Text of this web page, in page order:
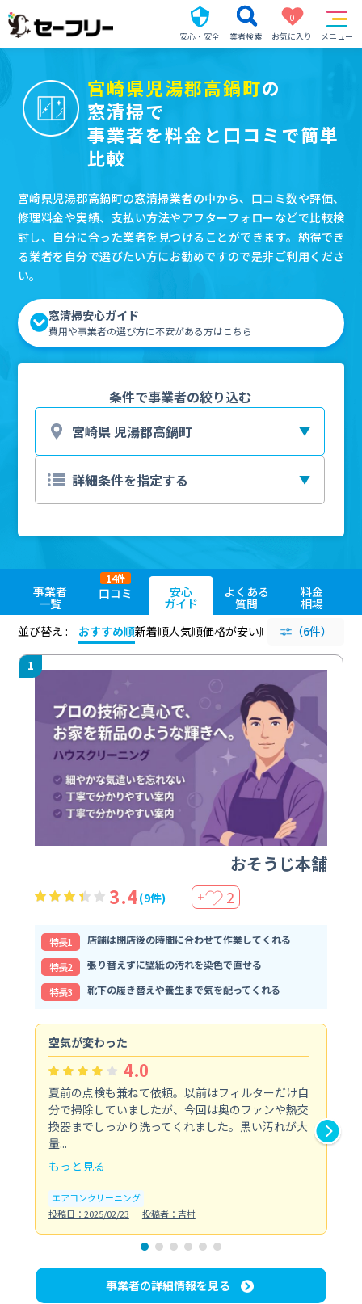
安心・安全 業者検索
0
お気に入り
メニュー
宮崎県児湯郡高鍋町の
窓清掃で
事業者を料金と口コミで簡単
比較
宮崎県児湯郡高鍋町の窓清掃業者の中から、口コミ数や評価、
修理料金や実績、支払い方法やアフターフォローなどで比較検
討し、自分に合った業者を見つけることができます。納得でき
る業者を自分で選びたい方にお勧めですので是非ご利用くださ
い。
窓清掃安心ガイド
費用や事業者の選び方に不安がある方はこちら
条件で事業者の絞り込む
事業者
一覧
口コミ
14件
安心
ガイド
よくある
質問
料金
相場
並び替え :
おすすめ順新着順人気順価格が安い順 評価が高い順
（6件）
1
おそうじ本舗
3.4(9件) ＋ 2
特⻑1
店舗は閉店後の時間に合わせて作業してくれる
特⻑2
張り替えずに壁紙の汚れを染色で直せる
特⻑3
靴下の履き替えや養生まで気を配ってくれる
空気が変わった
4.0
夏前の点検も兼ねて依頼。以前はフィルターだけ自
分で掃除していましたが、今回は奥のファンや熱交
換器までしっかり洗ってくれました。黒い汚れが大
量...
もっと見る
エアコンクリーニング
投稿日：2025/02/23
投稿者：吉村
事業者の詳細情報を見る